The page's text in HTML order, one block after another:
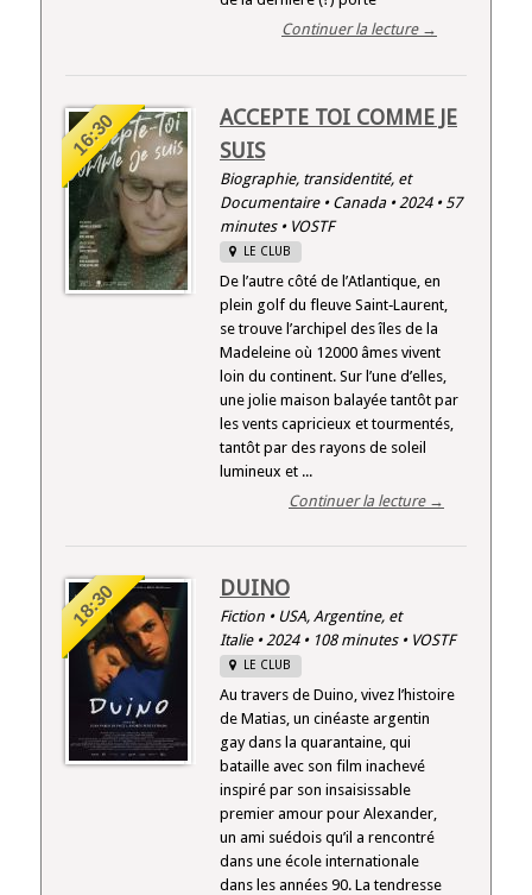
Continuer la lecture →
16:30
ACCEPTE TOI COMME JE
SUIS
Biographie, transidentité, et
Documentaire • Canada • 2024 • 57
minutes • VOSTF
LE CLUB
De l’autre côté de l’Atlantique, en
plein golf du fleuve Saint‑Laurent,
se trouve l’archipel des îles de la
Madeleine où 12000 âmes vivent
loin du continent. Sur l’une d’elles,
une jolie maison balayée tantôt par
les vents capricieux et tourmentés,
tantôt par des rayons de soleil
lumineux et ...
Continuer la lecture →
18:30 DUINO
Fiction • USA, Argentine, et
Italie • 2024 • 108 minutes • VOSTF
LE CLUB
Au travers de Duino, vivez l’histoire
de Matias, un cinéaste argentin
gay dans la quarantaine, qui
bataille avec son film inachevé
inspiré par son insaisissable
premier amour pour Alexander,
un ami suédois qu’il a rencontré
dans une école internationale
dans les années 90. La tendresse